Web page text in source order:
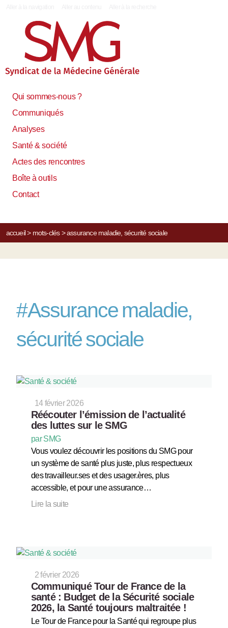
Qui sommes-nous ?
Communiqués
Analyses
Santé & société
Actes des rencontres
Boîte à outils
Contact
accueil> mots-clés> assurance maladie, sécurité sociale
#Assurance maladie,
sécurité sociale
14 février 2026
Réécouter l’émission de l’actualité
des luttes sur le SMG
par SMG
Vous voulez découvrir les positions du SMG pour
un système de santé plus juste, plus respectueux
des travailleur.ses et des usager.ères, plus
accessible, et pour une assurance…
Lire la suite
2 février 2026
Communiqué Tour de France de la
santé : Budget de la Sécurité sociale
2026, la Santé toujours maltraitée !
Le Tour de France pour la Santé qui regroupe plus